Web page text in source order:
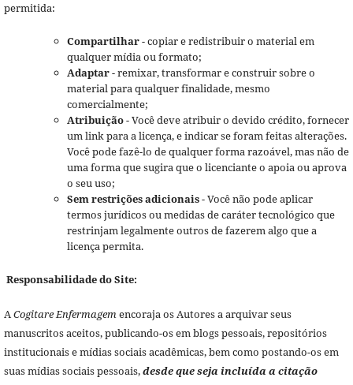
permitida:
Compartilhar- copiar e redistribuir o material em
qualquer mídia ou formato;
Adaptar- remixar, transformar e construir sobre o
material para qualquer finalidade, mesmo
comercialmente;
Atribuição- Você deve atribuir o devido crédito, fornecer
um link para a licença, e indicar se foram feitas alterações.
Você pode fazê-lo de qualquer forma razoável, mas não de
uma forma que sugira que o licenciante o apoia ou aprova
o seu uso;
Sem restrições adicionais- Você não pode aplicar
termos jurídicos ou medidas de caráter tecnológico que
restrinjam legalmente outros de fazerem algo que a
licença permita.
Responsabilidade do Site:
ACogitare Enfermagemencoraja os Autores a arquivar seus
manuscritos aceitos, publicando-os em blogs pessoais, repositórios
institucionais e mídias sociais acadêmicas, bem como postando-os em
suas mídias sociais pessoais,desde que seja incluída a citação